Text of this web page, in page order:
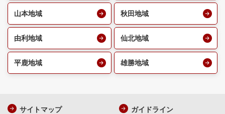
山本地域 秋田地域
由利地域 仙北地域
平鹿地域 雄勝地域
サイトマップ ガイドライン